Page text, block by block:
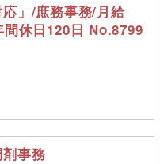
応」/庶務事務/月給
休日120日 No.8799
事務